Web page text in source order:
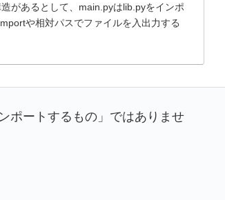
があるとして、main.pyはlib.pyをインポ
や相対パスでファイルを入出力する
ポートするもの」ではありませ